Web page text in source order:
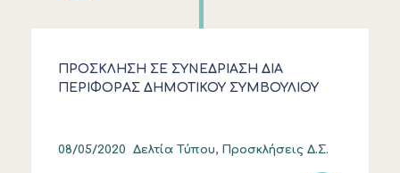
ΠΡΟΣΚΛΗΣΗ ΣΕ ΣΥΝΕΔΡΙΑΣΗ ΔΙΑ
ΠΕΡΙΦΟΡΑΣ ΔΗΜΟΤΙΚΟΥ ΣΥΜΒΟΥΛΙΟΥ
08/05/2020 Δελτία Τύπου, Προσκλήσεις Δ.Σ.